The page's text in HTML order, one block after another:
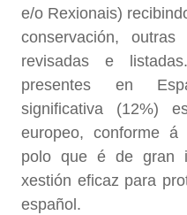
e/o Rexionais)
conservación,
revisadas e
presentes en
significativa (12%)
europeo, conforme
polo que é de gran
xestión eficaz para
español.